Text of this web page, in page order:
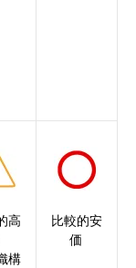
高
構
比較的安
価